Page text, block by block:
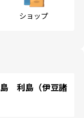
ショップ
利島（伊豆諸